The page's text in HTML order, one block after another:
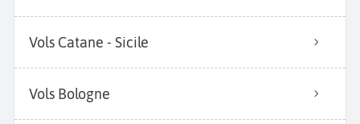
Vols Catane - Sicile
Vols Bologne